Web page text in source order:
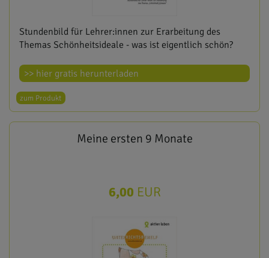
Stundenbild für Lehrer:innen zur Erarbeitung des
Themas Schönheitsideale - was ist eigentlich schön?
>> hier gratis herunterladen
zum Produkt
Meine ersten 9 Monate
6,00 EUR